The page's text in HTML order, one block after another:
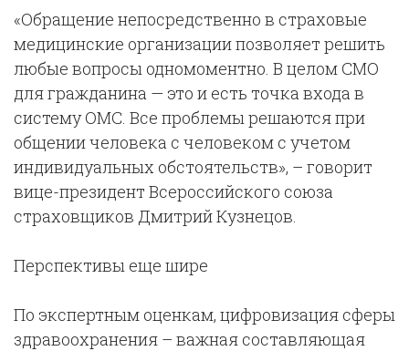
«Обращение непосредственно в страховые
медицинские организации позволяет решить
любые вопросы одномоментно. В целом СМО
для гражданина — это и есть точка входа в
систему ОМС. Все проблемы решаются при
общении человека с человеком с учетом
индивидуальных обстоятельств», – говорит
вице-президент Всероссийского союза
страховщиков Дмитрий Кузнецов.
Перспективы еще шире
По экспертным оценкам, цифровизация сферы
здравоохранения – важная составляющая